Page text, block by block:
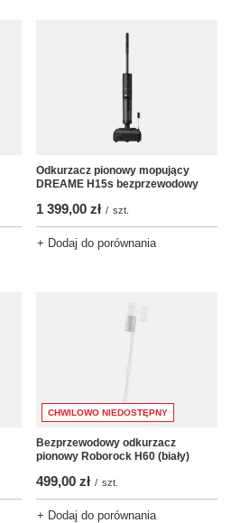
Odkurzacz pionowy mopujący
DREAME H15s bezprzewodowy
1 399,00 zł / szt.
+ Dodaj do porównania
CHWILOWO NIEDOSTĘPNY
Bezprzewodowy odkurzacz
pionowy Roborock H60 (biały)
499,00 zł / szt.
+ Dodaj do porównania